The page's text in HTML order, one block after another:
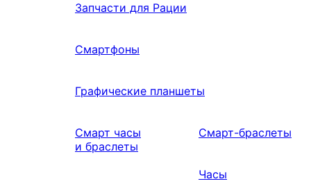
Запчасти для Рации
Смартфоны
Графические планшеты
Смарт часы
и браслеты
Смарт-браслеты
Часы